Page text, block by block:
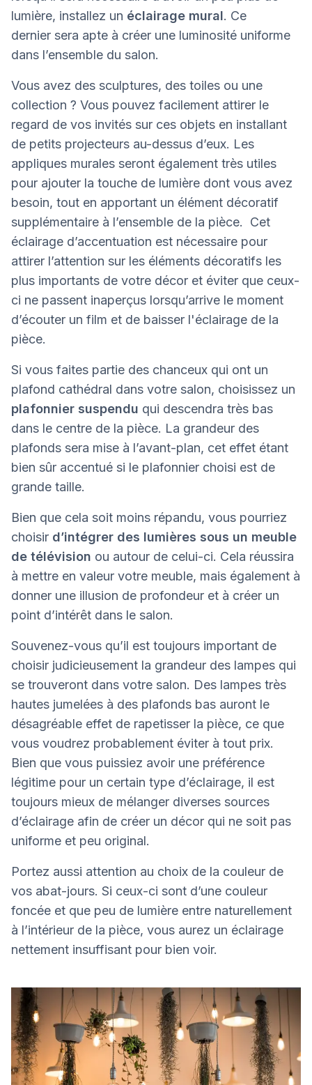
lumière, installez un éclairage mural. Ce
dernier sera apte à créer une luminosité uniforme
dans l’ensemble du salon.
Vous avez des sculptures, des toiles ou une
collection ? Vous pouvez facilement attirer le
regard de vos invités sur ces objets en installant
de petits projecteurs au-dessus d’eux. Les
appliques murales seront également très utiles
pour ajouter la touche de lumière dont vous avez
besoin, tout en apportant un élément décoratif
supplémentaire à l’ensemble de la pièce. Cet
éclairage d’accentuation est nécessaire pour
attirer l’attention sur les éléments décoratifs les
plus importants de votre décor et éviter que ceux-
ci ne passent inaperçus lorsqu’arrive le moment
d’écouter un film et de baisser l'éclairage de la
pièce.
Si vous faites partie des chanceux qui ont un
plafond cathédral dans votre salon, choisissez un
plafonnier suspendu qui descendra très bas
dans le centre de la pièce. La grandeur des
plafonds sera mise à l’avant-plan, cet effet étant
bien sûr accentué si le plafonnier choisi est de
grande taille.
Bien que cela soit moins répandu, vous pourriez
choisir d’intégrer des lumières sous un meuble
de télévision ou autour de celui-ci. Cela réussira
à mettre en valeur votre meuble, mais également à
donner une illusion de profondeur et à créer un
point d’intérêt dans le salon.
Souvenez-vous qu’il est toujours important de
choisir judicieusement la grandeur des lampes qui
se trouveront dans votre salon. Des lampes très
hautes jumelées à des plafonds bas auront le
désagréable effet de rapetisser la pièce, ce que
vous voudrez probablement éviter à tout prix.
Bien que vous puissiez avoir une préférence
légitime pour un certain type d’éclairage, il est
toujours mieux de mélanger diverses sources
d’éclairage afin de créer un décor qui ne soit pas
uniforme et peu original.
Portez aussi attention au choix de la couleur de
vos abat-jours. Si ceux-ci sont d’une couleur
foncée et que peu de lumière entre naturellement
à l’intérieur de la pièce, vous aurez un éclairage
nettement insuffisant pour bien voir.